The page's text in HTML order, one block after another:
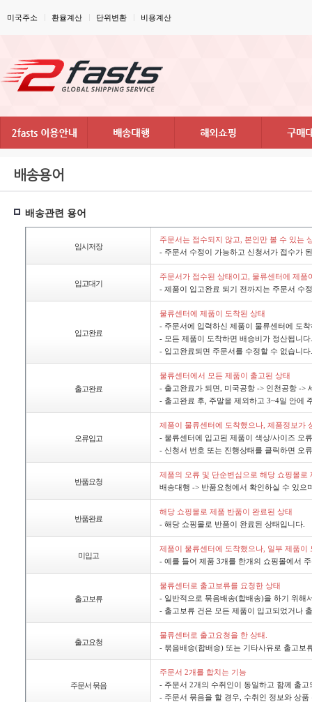
미국주소 환율계산 단위변환 비용계산
배송용어
배송관련용어
임시저장
주문서는접수되지않고,본인만볼수있는
-주문서수정이가능하고신청서가접수가
입고대기
주문서가접수된상태이고,물류센터에제
-제품이입고완료되기전까지는주문서수
입고완료
물류센터에제품이도착된상태
-주문서에입력하신제품이물류센터에도
-모든제품이도착하면배송비가정산됩니다.
-입고완료되면주문서를수정할수없습니다.
출고완료
물류센터에서모든제품이출고된상태
-출고완료가되면,미국공항->인천공항->
-출고완료후,주말을제외하고3~4일안에
오류입고
제품이물류센터에도착했으나,제품정보가
-물류센터에입고된제품이색상/사이즈오
-신청서번호또는진행상태를클릭하면오
반품요청
제품의오류및단순변심으로해당쇼핑몰
배송대행->반품요청에서확인하실수있으
반품완료
해당쇼핑몰로제품반품이완료된상태
-해당쇼핑몰로반품이완료된상태입니다.
미입고
제품이물류센터에도착했으나,일부제품
-예를들어제품3개를한개의쇼핑몰에서
출고보류
물류센터로출고보류를요청한상태
-일반적으로묶음배송(합배송)을하기위해
-출고보류건은모든제품이입고되었거나
출고요청
물류센터로출고요청을한상태.
-묶음배송(합배송)또는기타사유로출고보
주문서묶음
주문서2개를합치는기능
-주문서2개의수취인이동일하고함께출
-주문서묶음을할경우,수취인정보와상품